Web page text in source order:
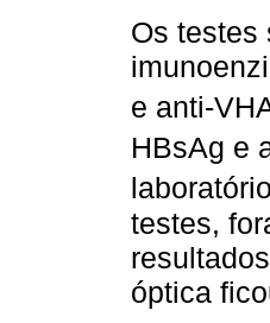
Os testes
e anti-
HBsAg e
testes,
óptica